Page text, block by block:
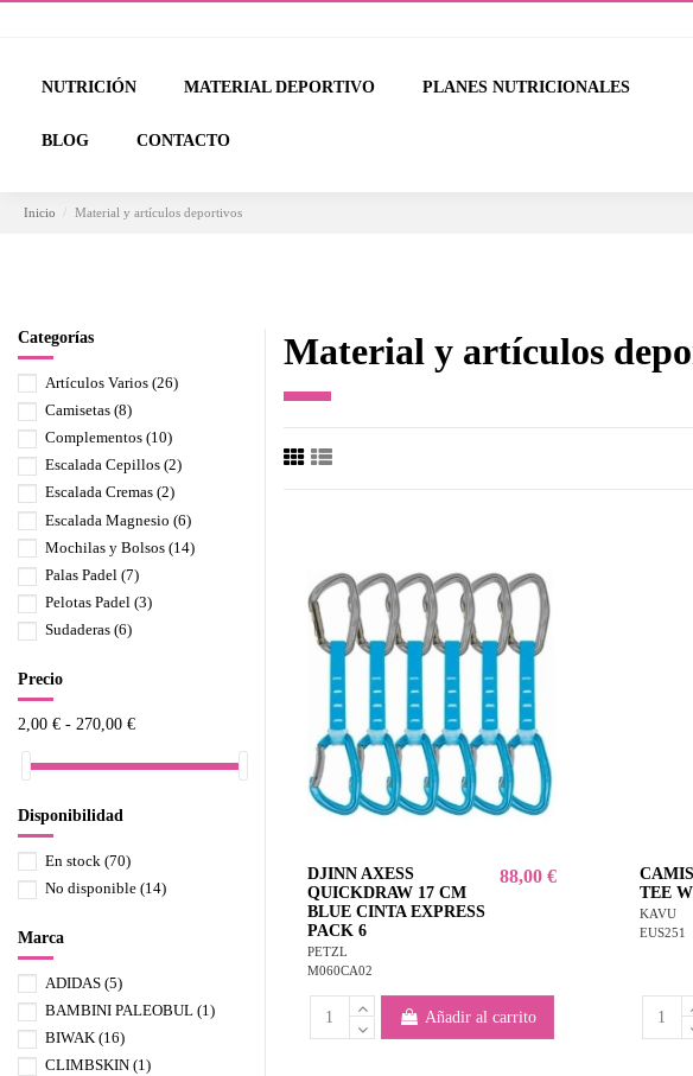
NUTRICIÓN MATERIAL DEPORTIVO PLANES NUTRICIONALES
BLOG CONTACTO
Inicio Material y artículos deportivos
Material y artículos
DJINN AXESS
QUICKDRAW 17 CM
BLUE CINTA EXPRESS
PACK 6
PETZL
M060CA02
88,00 €
Añadir al carrito
TEE
KAVU
EUS251
Categorías
Artículos Varios (26)
Camisetas (8)
Complementos (10)
Escalada Cepillos (2)
Escalada Cremas (2)
Escalada Magnesio (6)
Mochilas y Bolsos (14)
Palas Padel (7)
Pelotas Padel (3)
Sudaderas (6)
Precio
2,00 € - 270,00 €
Disponibilidad
En stock (70)
No disponible (14)
Marca
ADIDAS (5)
BAMBINI PALEOBUL (1)
BIWAK (16)
CLIMBSKIN (1)